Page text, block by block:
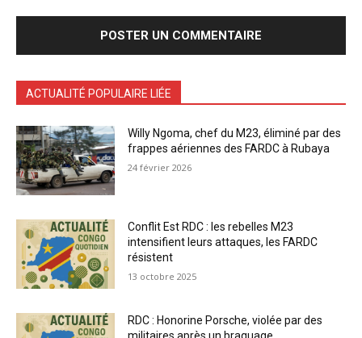
ACTUALITÉ POPULAIRE LIÉE
Willy Ngoma, chef du M23, éliminé par des
frappes aériennes des FARDC à Rubaya
24 février 2026
Conflit Est RDC : les rebelles M23
intensifient leurs attaques, les FARDC
résistent
13 octobre 2025
RDC : Honorine Porsche, violée par des
militaires après un braquage